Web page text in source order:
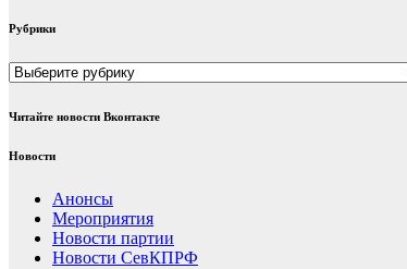
Рубрики
Рубрики
Читайте новости Вконтакте
Новости
Анонсы
Мероприятия
Новости партии
Новости СевКПРФ